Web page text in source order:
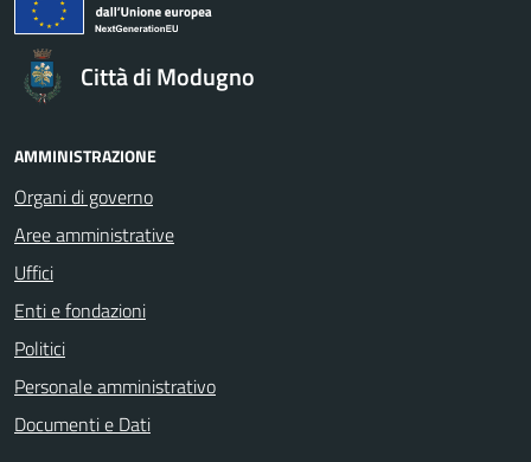
Città di Modugno
AMMINISTRAZIONE
Organi di governo
Aree amministrative
Uffici
Enti e fondazioni
Politici
Personale amministrativo
Documenti e Dati